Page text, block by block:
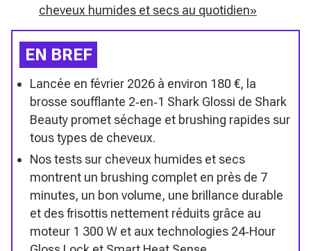
cheveux humides et secs au quotidien»
EN BREF
Lancée en février 2026 à environ 180 €, la
brosse soufflante 2‑en‑1 Shark Glossi de Shark
Beauty promet séchage et brushing rapides sur
tous types de cheveux.
Nos tests sur cheveux humides et secs
montrent un brushing complet en près de 7
minutes, un bon volume, une brillance durable
et des frisottis nettement réduits grâce au
moteur 1 300 W et aux technologies 24‑Hour